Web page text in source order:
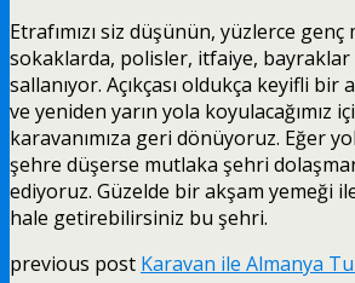
Etrafımızı siz düşünün, yüzlerce
sokaklarda, polisler, itfaiye, bayraklar
sallanıyor. Açıkçası oldukça keyifli bir
ve yeniden yarın yola koyulacağımız
karavanımıza geri dönüyoruz. Eğer
şehre düşerse mutlaka şehri
ediyoruz. Güzelde bir akşam yemeği
hale getirebilirsiniz bu şehri.
previous post Karavan ile Almanya